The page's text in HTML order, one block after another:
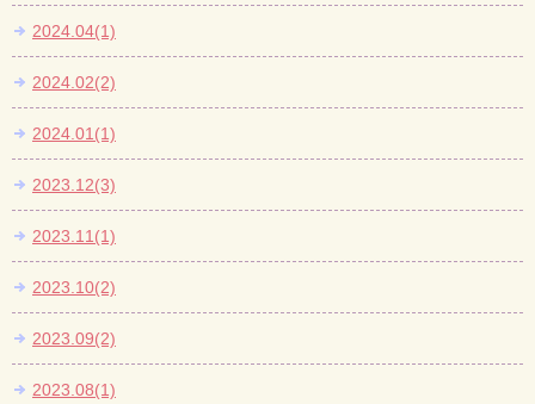
2024.04(1)
2024.02(2)
2024.01(1)
2023.12(3)
2023.11(1)
2023.10(2)
2023.09(2)
2023.08(1)